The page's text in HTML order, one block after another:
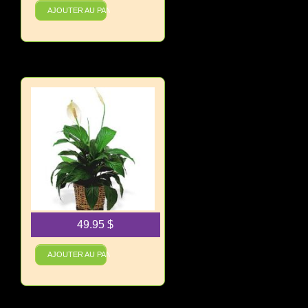
AJOUTER AU PANIER
Spathiphyllum ( petit )
49.95$
AJOUTER AU PANIER